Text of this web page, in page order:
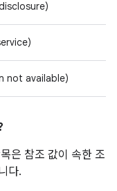
not available)
은 참조 값이 속한 조
다.